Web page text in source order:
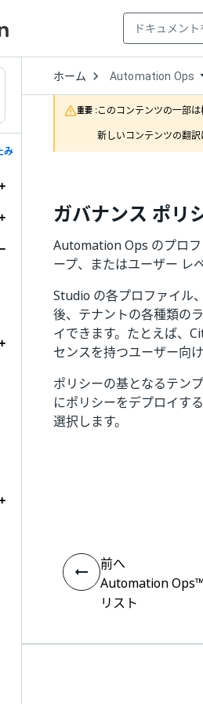
み
ホーム Open
Dropdown
to
choose
product
Automation Ops
重要 :このコンテンツの一部
新しいコンテンツの翻訳
ガバナンス ポリ
Automation Ops のプロ
ープ、またはユーザー レ
Studio の各プロファイル
後、テナントの各種類の
イできます。たとえば、
センスを持つユーザー向
ポリシーの基となるテン
にポリシーをデプロイす
選択します。
前へ
Automation
リスト